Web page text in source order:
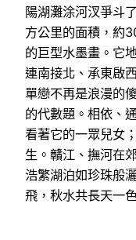
陽湖灘涂河汊爭斗
方公里的面積，約
的巨型水墨畫。它
連南接北、承東啟
單戀不再是浪漫的
的代數題。相依、
看著它的一眾兒女
生。贛江、撫河在
浩繁湖泊如珍珠般
飛，秋水共長天一